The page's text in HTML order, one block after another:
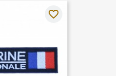
favorite_border